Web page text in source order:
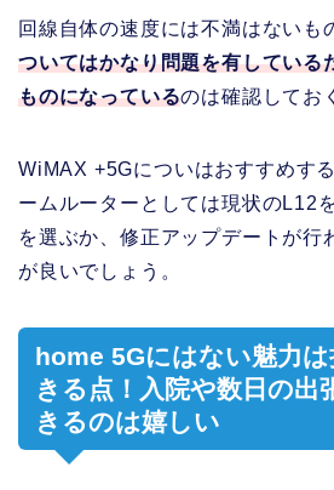
回線自体の速度には不満はないも
ついてはかなり問題を有している
ものになっているのは確認してお
WiMAX +5Gについはおすすめす
ームルーターとしては現状のL12
を選ぶか、修正アップデートが行
が良いでしょう。
home 5Gにはない魅力
きる点！入院や数日の出
きるのは嬉しい